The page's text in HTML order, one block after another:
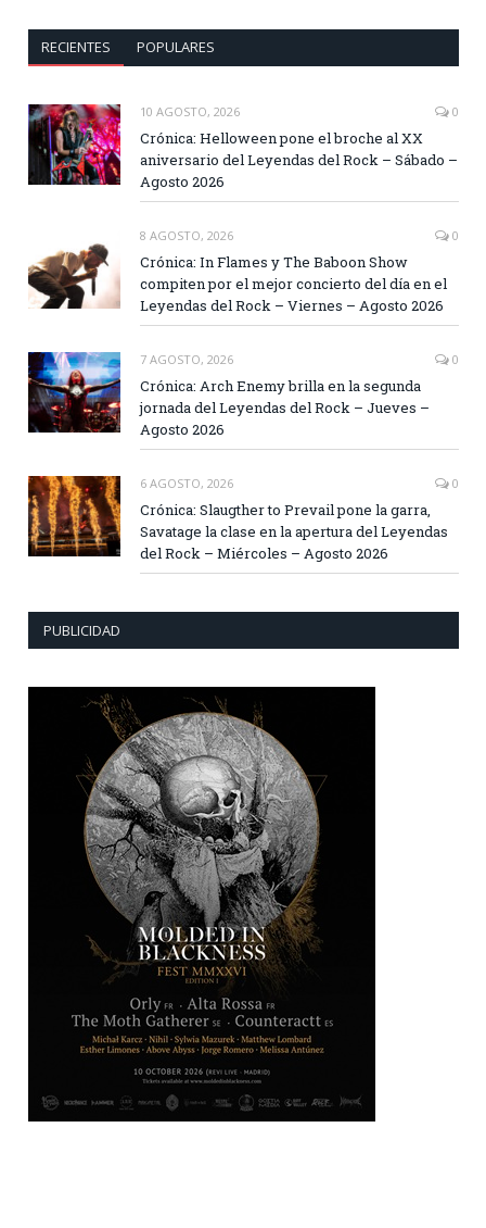
RECIENTES POPULARES
10 AGOSTO, 2026 0
Crónica: Helloween pone el broche al XX
aniversario del Leyendas del Rock – Sábado –
Agosto 2026
8 AGOSTO, 2026 0
Crónica: In Flames y The Baboon Show
compiten por el mejor concierto del día en el
Leyendas del Rock – Viernes – Agosto 2026
7 AGOSTO, 2026 0
Crónica: Arch Enemy brilla en la segunda
jornada del Leyendas del Rock – Jueves –
Agosto 2026
6 AGOSTO, 2026 0
Crónica: Slaugther to Prevail pone la garra,
Savatage la clase en la apertura del Leyendas
del Rock – Miércoles – Agosto 2026
PUBLICIDAD